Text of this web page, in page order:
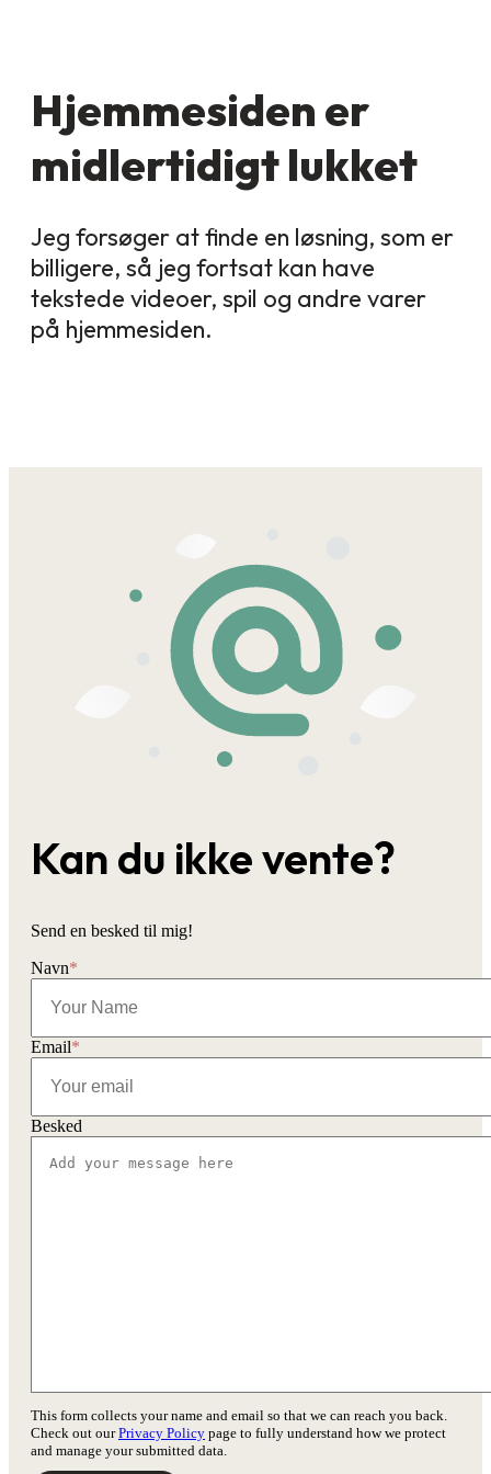
Hjemmesiden er
midlertidigt lukket
Jeg forsøger at finde en løsning, som er
billigere, så jeg fortsat kan have
tekstede videoer, spil og andre varer
på hjemmesiden.
Kan du ikke vente?
Send en besked til mig!
Navn*
Email*
Besked
This form collects your name and email so that we can reach you back.
Check out ourPrivacy Policy page to fully understand how we protect
and manage your submitted data.